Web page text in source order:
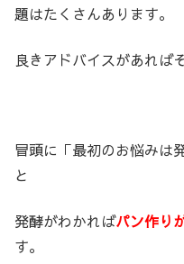
題はたくさんあります。
良きアドバイスがあれば
冒頭に「最初のお悩みは
と
発酵がわかればパン作り
す。